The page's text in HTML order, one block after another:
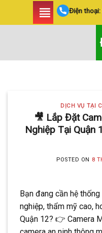
Điện thoại:
HUYỆN
SIÊU AN
TIẾT
Với hơn 5 năm
Minh Khang là
DỊCH VỤ TẠI
🎥 Lắp Đặt
Nghiệp Tại Quận
POSTED ON 8
Bạn đang cần hệ
nghiệp, thẩm mỹ cao,
Quận 12? 👉 Camera